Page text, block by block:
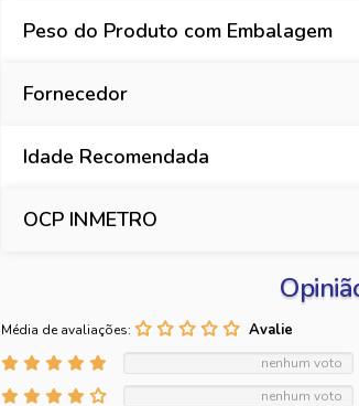
Peso do Produto com Embalagem
Fornecedor
Idade Recomendada
OCP INMETRO
Média de avaliações:
nenhum voto
nenhum voto